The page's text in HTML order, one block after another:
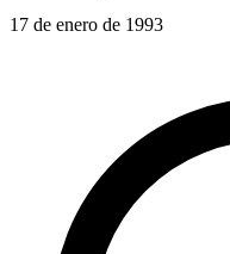
17 de enero de 1993